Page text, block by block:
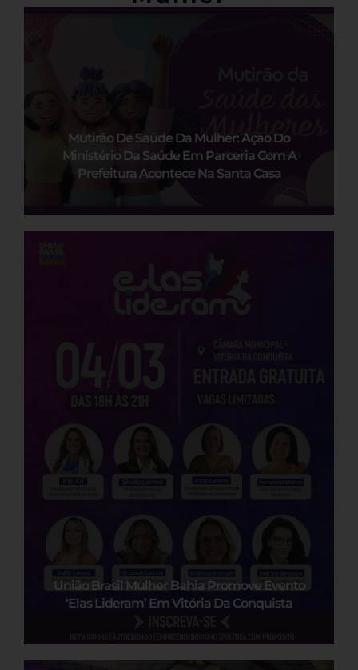
Mutirão De Saúde Da Mulher: Ação Do
Ministério Da Saúde Em Parceria Com A
Prefeitura Acontece Na Santa Casa
União Brasil Mulher Bahia Promove Evento
‘Elas Lideram’ Em Vitória Da Conquista